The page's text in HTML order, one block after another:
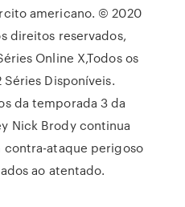
americano. © 2020
direitos reservados,
Online X,Todos os
Disponíveis.
da temporada 3 da
Nick Brody continua
ataque perigoso
ao atentado.